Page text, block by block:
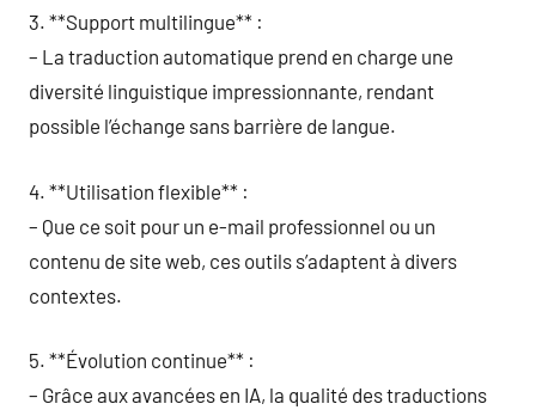
3. **Support multilingue** :
– La traduction automatique prend en charge une
diversité linguistique impressionnante, rendant
possible l’échange sans barrière de langue.
4. **Utilisation flexible** :
– Que ce soit pour un e-mail professionnel ou un
contenu de site web, ces outils s’adaptent à divers
contextes.
5. **Évolution continue** :
– Grâce aux avancées en IA, la qualité des traductions